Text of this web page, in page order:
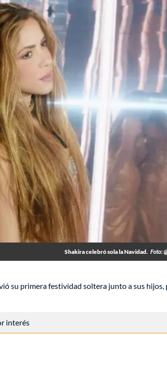
Shakira celebró sola la Navidad. Foto:
su primera festividad soltera junto a sus hijos,
interés